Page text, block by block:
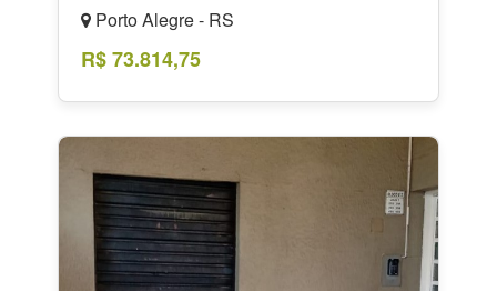
Porto Alegre - RS
R$ 73.814,75